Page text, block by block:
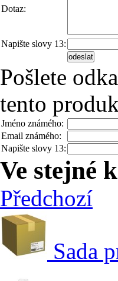
Dotaz:
Napište slovy 13:
Pošlete
tento
Jméno známého:
Email známého:
Napište slovy 13:
Ve stejné
Předchozí
Sada